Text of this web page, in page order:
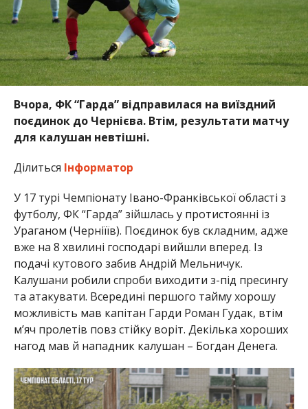
Вчора, ФК “Гарда” відправилася на виїздний
поєдинок до Чернієва. Втім, результати матчу
для калушан невтішні.
Ділиться Інформатор
У 17 турі Чемпіонату Івано-Франківської області з
футболу, ФК “Гарда” зійшлась у протистоянні із
Ураганом (Черніїїв). Поєдинок був складним, адже
вже на 8 хвилині господарі вийшли вперед. Із
подачі кутового забив Андрій Мельничук.
Калушани робили спроби виходити з-під пресингу
та атакувати. Всередині першого тайму хорошу
можливість мав капітан Гарди Роман Гудак, втім
м’яч пролетів повз стійку воріт. Декілька хороших
нагод мав й нападник калушан – Богдан Денега.